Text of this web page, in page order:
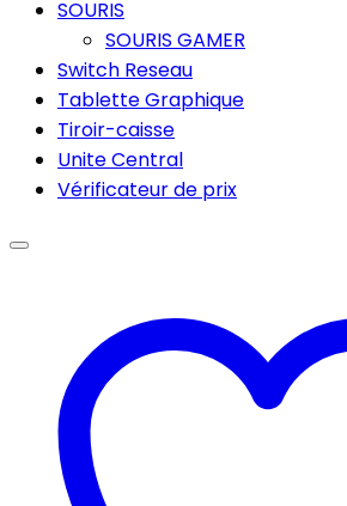
SOURIS
SOURIS GAMER
Switch Reseau
Tablette Graphique
Tiroir-caisse
Unite Central
Vérificateur de prix